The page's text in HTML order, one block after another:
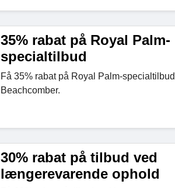
35% rabat på Royal Palm-
specialtilbud
Få 35% rabat på Royal Palm-
Beachcomber.
30% rabat på tilbud ved
længerevarende ophold